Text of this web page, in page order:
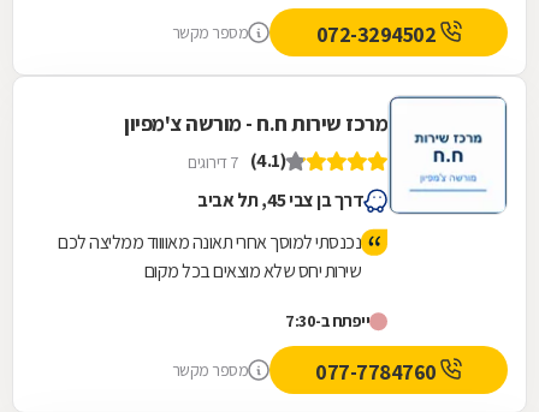
מספר מקשר
מרכז שירות ח.ח - מורשה צ'מפיון
(4.1) 7 דירוגים
דרך בן צבי 45, תל אביב
נכנסתי למוסך אחרי תאונה מאווווד ממליצה לכם
שירות יחס שלא מוצאים בכל מקום
ייפתח ב-7:30
מספר מקשר